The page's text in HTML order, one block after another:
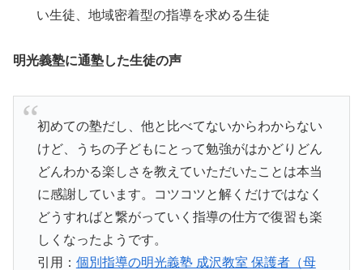
い生徒、地域密着型の指導を求める生徒
明光義塾に通塾した生徒の声
初めての塾だし、他と比べてないからわからない
けど、うちの子どもにとって勉強がはかどりどん
どんわかる楽しさを教えていただいたことは本当
に感謝しています。コツコツと解くだけではなく
どうすればと繋がっていく指導の仕方で復習も楽
しくなったようです。
引用： 個別指導の明光義塾 成沢教室 保護者（母